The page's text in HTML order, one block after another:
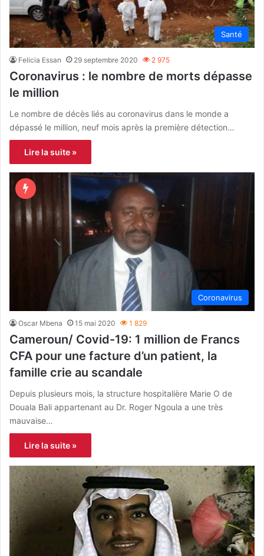
Santé
Felicia Essan 29 septembre 2020 2 975
Coronavirus : le nombre de morts dépasse
le million
Le nombre de décès liés au coronavirus dans le monde a
dépassé le million, neuf mois après la première détection…
Lire la suite »
Coronavirus
Oscar Mbena 15 mai 2020 1 829
Cameroun/ Covid-19: 1 million de Francs
CFA pour une facture d’un patient, la
famille crie au scandale
Depuis plusieurs mois, la structure hospitalière Marie O de
Douala Bali appartenant au Dr. Roger Ngoula a une très
mauvaise…
Lire la suite »